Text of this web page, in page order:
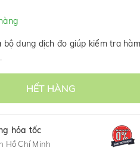
bộ dung dịch đo giúp kiểm tra
HẾT HÀNG
hỏa tốc
Hồ Chí Minh